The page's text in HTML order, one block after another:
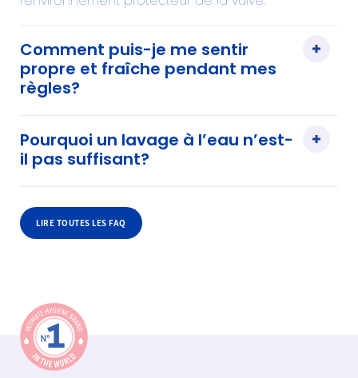
Comment puis-je me sentir
propre et fraîche pendant mes
règles?
Pourquoi un lavage à l’eau n’est-
il pas suffisant?
LIRE TOUTES LES FAQ